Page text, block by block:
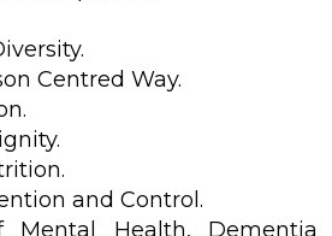
Centred Way.
and Control.
Mental Health, Dementia